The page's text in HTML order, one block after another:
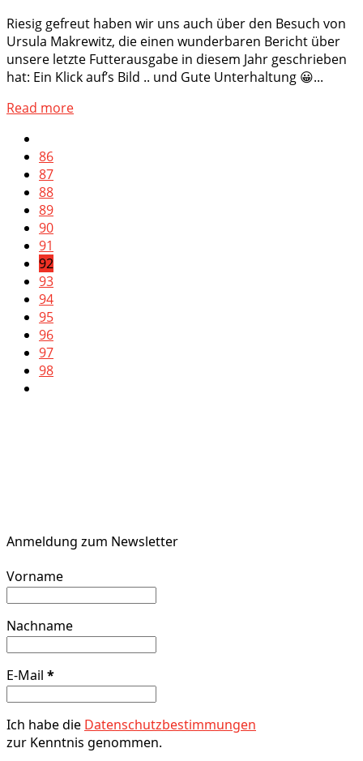
Riesig gefreut haben wir uns auch über den Besuch von
Ursula Makrewitz, die einen wunderbaren Bericht über
unsere letzte Futterausgabe in diesem Jahr geschrieben
hat: Ein Klick auf’s Bild .. und Gute Unterhaltung 😀...
Read more
86
87
88
89
90
91
92
93
94
95
96
97
98
Anmeldung zum Newsletter
Vorname
Nachname
E-Mail *
Ich habe die Datenschutzbestimmungen
zur Kenntnis genommen.